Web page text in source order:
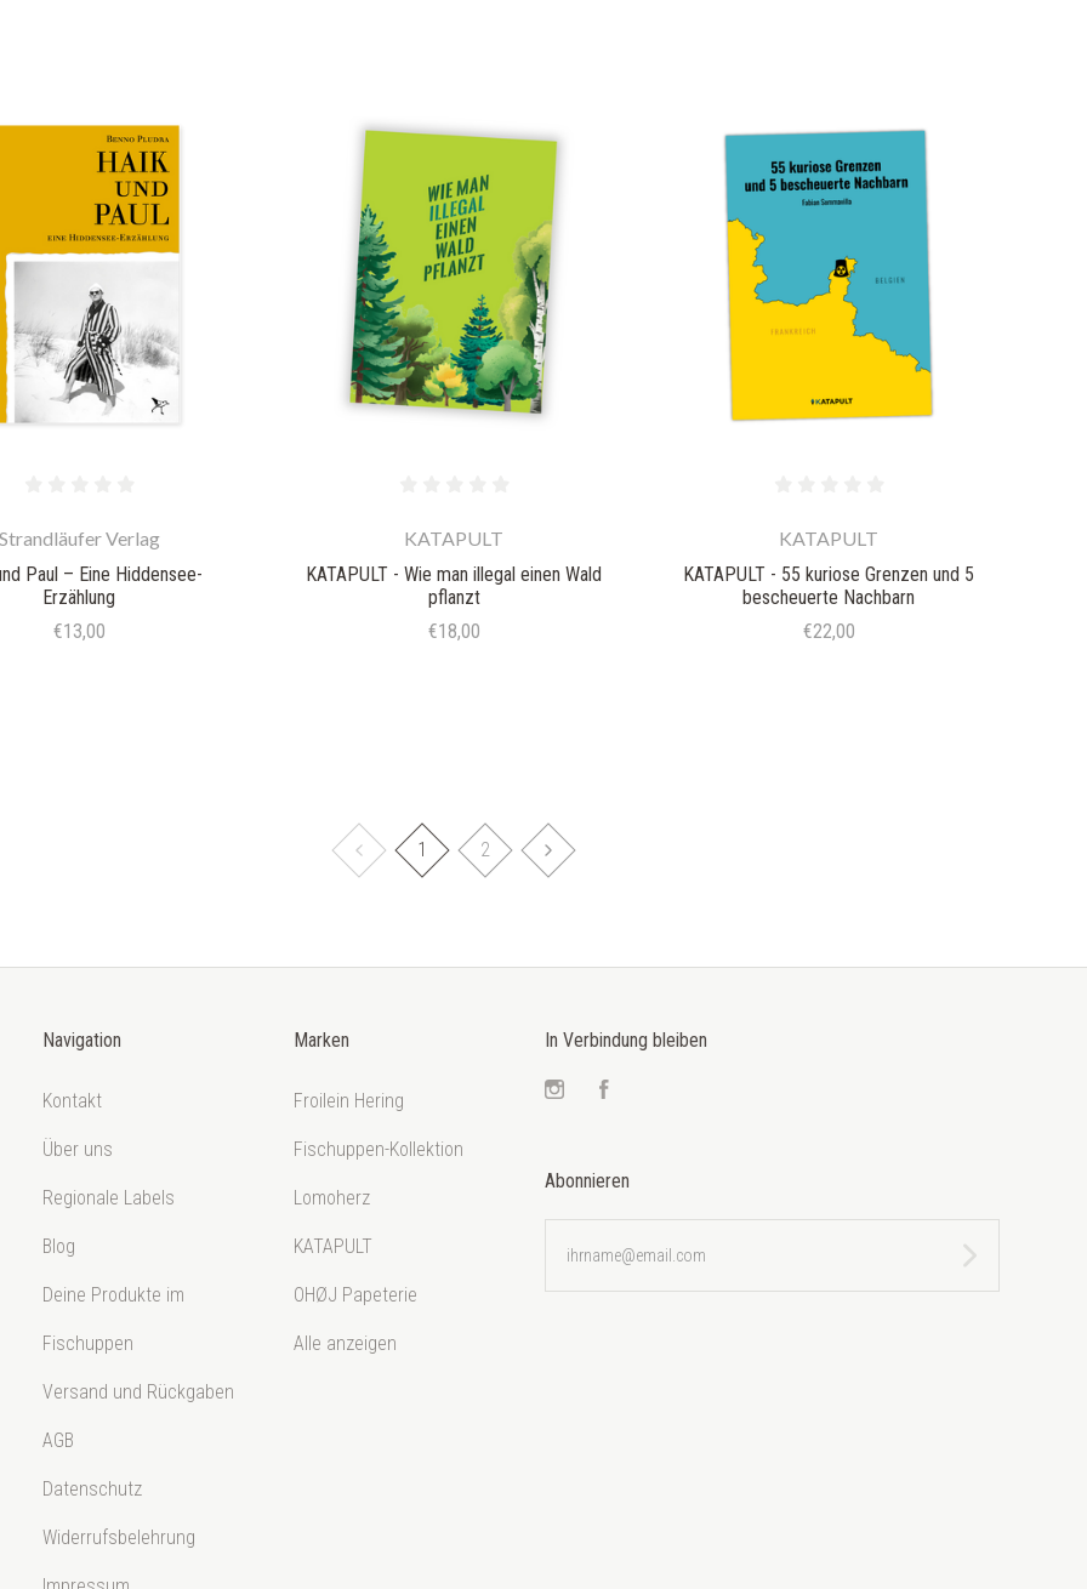
Verlag
Paul – Eine Hiddensee-
Erzählung
€13,00
KATAPULT
KATAPULT - Wie man illegal einen Wald
pflanzt
€18,00
KATAPULT
KATAPULT - 55 kuriose Grenzen und 5
bescheuerte Nachbarn
€22,00
1 2
Navigation
Kontakt
Über uns
Regionale Labels
Blog
Deine Produkte im
Fischuppen
Versand und Rückgaben
AGB
Datenschutz
Widerrufsbelehrung
Marken
Froilein Hering
Fischuppen-Kollektion
Lomoherz
KATAPULT
OHØJ Papeterie
Alle anzeigen
In Verbindung bleiben
Instagram
Abonnieren